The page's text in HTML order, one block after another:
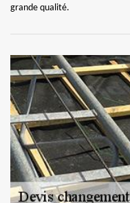
grande qualité.